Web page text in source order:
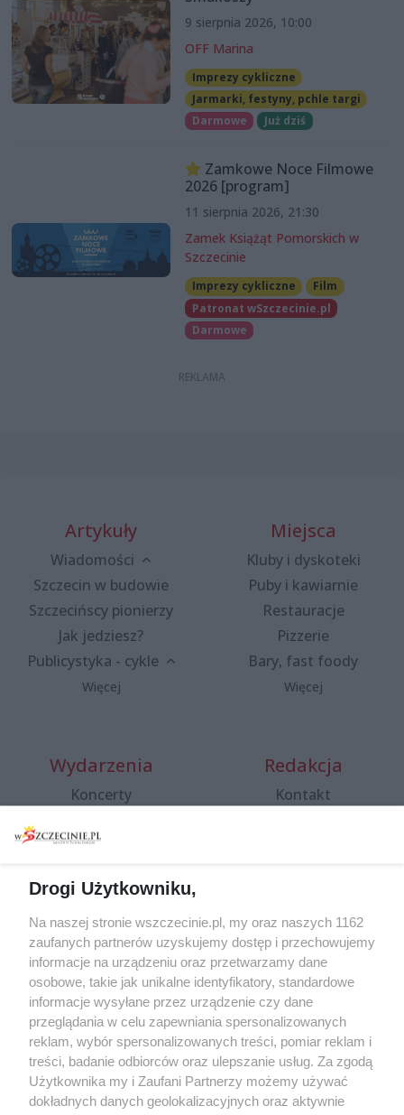
9 sierpnia 2026, 10:00
OFF Marina
Imprezy cykliczne
Jarmarki, festyny, pchle targi
Darmowe
Już dziś
Zamkowe Noce Filmowe
2026 [program]
11 sierpnia 2026, 21:30
Zamek Książąt Pomorskich w
Szczecinie
Imprezy cykliczne
Film
Patronat wSzczecinie.pl
Darmowe
Artykuły
Wiadomości
Szczecin w budowie
Szczecińscy pionierzy
Jak jedziesz?
Publicystyka - cykle
Więcej
Miejsca
Kluby i dyskoteki
Puby i kawiarnie
Restauracje
Pizzerie
Bary, fast foody
Więcej
Wydarzenia
Koncerty
Spacery i oprowadzania
targi
Wernisaże
Więcej
Redakcja
Kontakt
Specjalny koncert z okazji
20. urodzin portalu
wSzczecinie.pl
Regulamin konkursów
śniadaniówka "Hej
Szczecin! Jest piątek!"
Partnerzy
Drogi Użytkowniku,
Na naszej stronie wszczecinie.pl, my oraz naszych 1162
zaufanych partnerów uzyskujemy dostęp i przechowujemy
informacje na urządzeniu oraz przetwarzamy dane
osobowe, takie jak unikalne identyfikatory, standardowe
informacje wysyłane przez urządzenie czy dane
przeglądania w celu zapewniania spersonalizowanych
reklam, wybór spersonalizowanych treści, pomiar reklam i
treści, badanie odbiorców oraz ulepszanie usług. Za zgodą
Użytkownika my i Zaufani Partnerzy możemy używać
dokładnych danych geolokalizacyjnych oraz aktywnie